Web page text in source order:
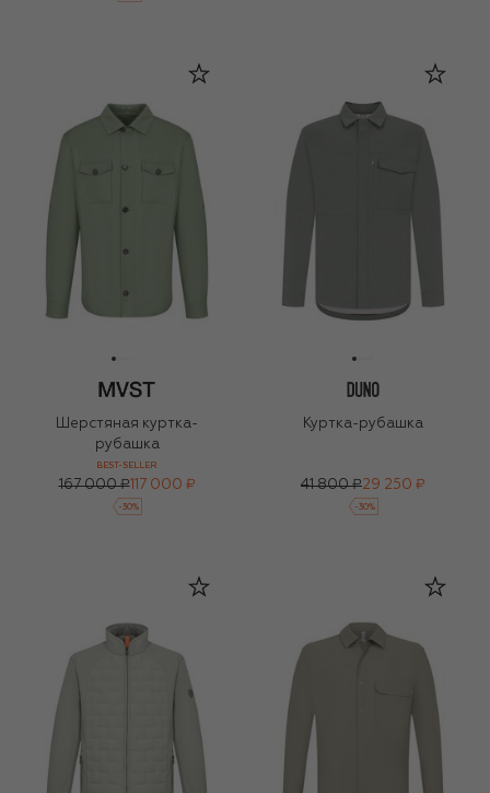
Шерстяная куртка-
рубашка
BEST-SELLER
167 000 ₽117 000 ₽
-30%
Куртка-рубашка
41 800 ₽29 250 ₽
-30%